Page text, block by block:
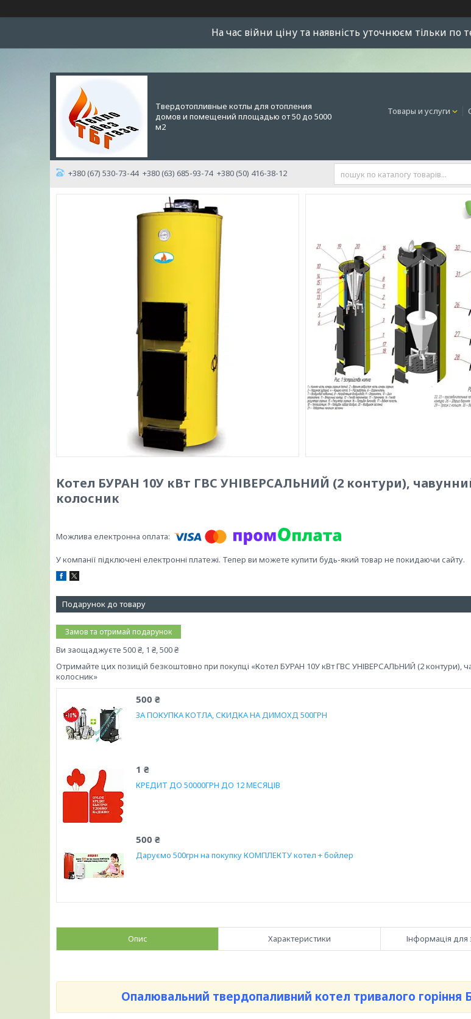
На час війни ціну та наявність уточнюєм тільки по
Твердотопливные котлы для отопления
домов и помещений площадью от 50 до 5000
м2
Товары и услуги
+380 (67) 530-73-44 +380 (63) 685-93-74 +380 (50) 416-38-12
Котел БУРАН 10У кВт ГВС УНІВЕРСАЛЬНИЙ (2 контури),
колосник
У компанії підключені електронні платежі. Тепер ви можете купити будь-який товар не покидаючи сайту.
Подарунок до товару
Замов та отримай подарунок
Ви заощаджуєте 500 ₴, 1 ₴, 500 ₴
Отримайте цих позицій безкоштовно при покупці «Котел БУРАН 10У кВт ГВС УНІВЕРСАЛЬНИЙ (2 контури),
колосник»
500 ₴
ЗА ПОКУПКА КОТЛА, СКИДКА НА ДИМОХД 500ГРН
1 ₴
КРЕДИТ ДО 50000ГРН ДО 12 МЕСЯЦІВ
500 ₴
Даруємо 500грн на покупку КОМПЛЕКТУ котел + бойлер
Опис Характеристики Інформація
Опалювальний твердопаливний котел тривалого горіння